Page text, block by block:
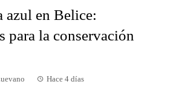
azul en Belice:
para la conservación
Hace 4 días